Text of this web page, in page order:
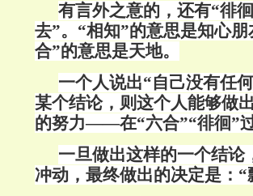
有言外之意的，还有“徘
去”。“相知”的意思是知心
合”的意思是天地。
一个人说出“自己没有任
某个结论，则这个人能够做
的努力——在“六合”“徘徊”过
一旦做出这样的一个结
冲动，最终做出的决定是：